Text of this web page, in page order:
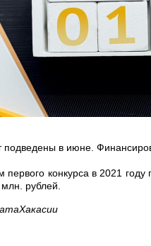
подведены в июне.
конкурса в 2021 году
рублей.